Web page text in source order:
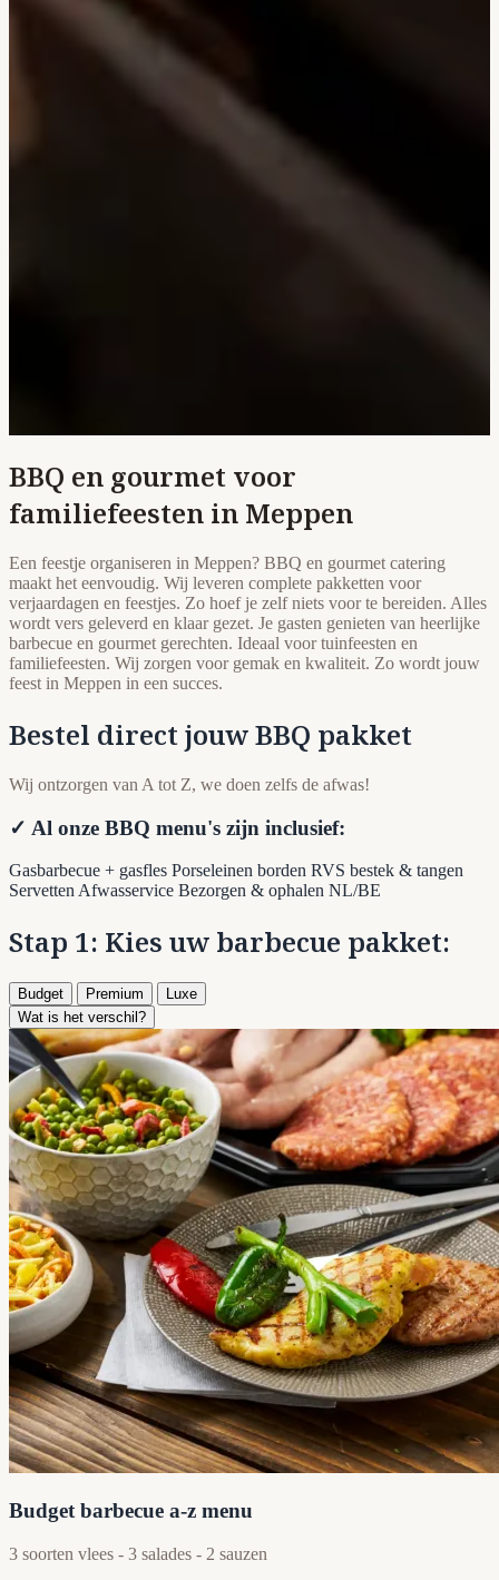
BBQ en gourmet voor
familiefeesten in Meppen
Een feestje organiseren in Meppen? BBQ en gourmet catering
maakt het eenvoudig. Wij leveren complete pakketten voor
verjaardagen en feestjes. Zo hoef je zelf niets voor te bereiden. Alles
wordt vers geleverd en klaar gezet. Je gasten genieten van heerlijke
barbecue en gourmet gerechten. Ideaal voor tuinfeesten en
familiefeesten. Wij zorgen voor gemak en kwaliteit. Zo wordt jouw
feest in Meppen in een succes.
Bestel direct jouw BBQ pakket
Wij ontzorgen van A tot Z, we doen zelfs de afwas!
✓ Al onze BBQ menu's zijn inclusief:
Gasbarbecue + gasfles Porseleinen borden RVS bestek & tangen
Servetten Afwasservice Bezorgen & ophalen NL/BE
Stap 1: Kies uw barbecue pakket:
Budget Premium
Luxe
Wat is het verschil?
Budget barbecue a-z menu
3 soorten vlees - 3 salades - 2 sauzen